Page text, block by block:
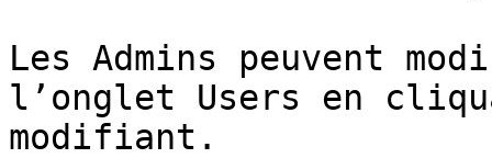
Les Admins peuvent
l’onglet Users en
modifiant.